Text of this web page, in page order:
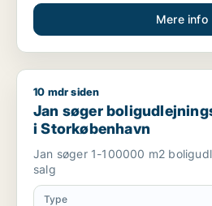
Mere info
Jan søger
10 mdr siden
Jan søger
i Storkøbenhavn
Jan søger 1-100000 m2
salg
Type